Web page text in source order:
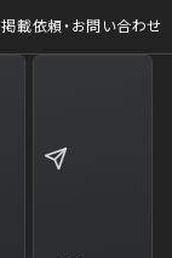
掲載依頼・お問い合わせ